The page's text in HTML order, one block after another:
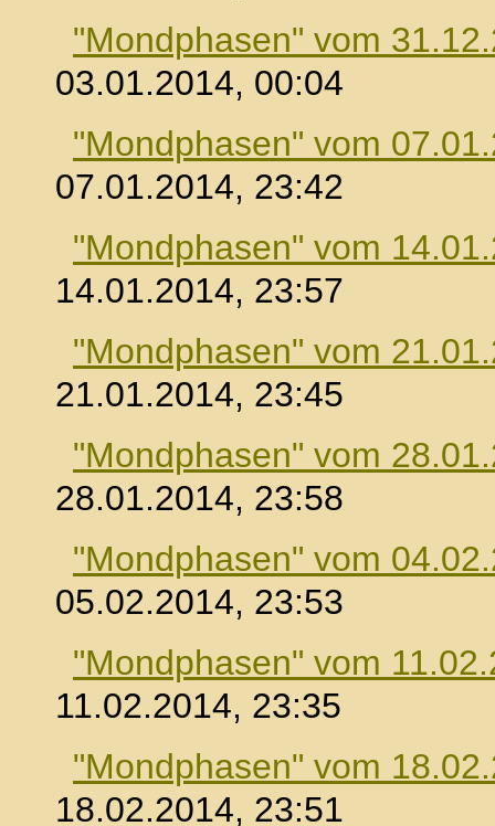
"Mondphasen" vom
03.01.2014, 00:04
"Mondphasen" vom
07.01.2014, 23:42
"Mondphasen" vom
14.01.2014, 23:57
"Mondphasen" vom
21.01.2014, 23:45
"Mondphasen" vom
28.01.2014, 23:58
"Mondphasen" vom
05.02.2014, 23:53
"Mondphasen" vom
11.02.2014, 23:35
"Mondphasen" vom
18.02.2014, 23:51